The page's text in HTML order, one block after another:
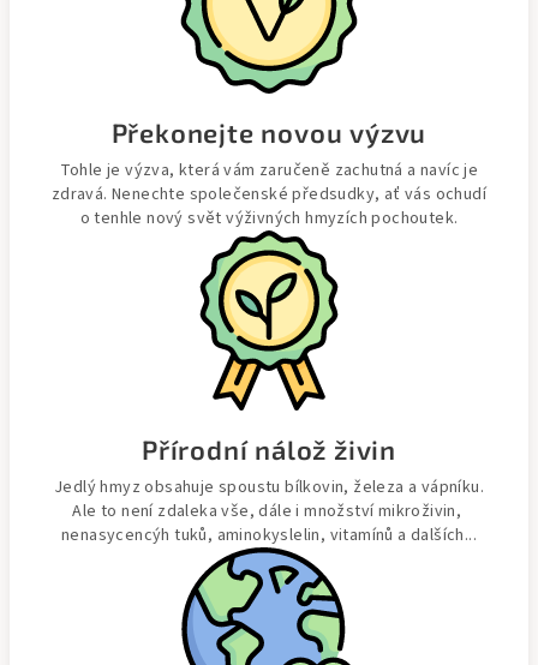
Překonejte novou výzvu
Tohle je výzva, která vám zaručeně zachutná a navíc je
zdravá. Nenechte společenské předsudky, ať vás ochudí
o tenhle nový svět výživných hmyzích pochoutek.
Přírodní nálož živin
Jedlý hmyz obsahuje spoustu bílkovin, železa a vápníku.
Ale to není zdaleka vše, dále i množství mikroživin,
nenasycencýh tuků, aminokyslelin, vitamínů a dalších...